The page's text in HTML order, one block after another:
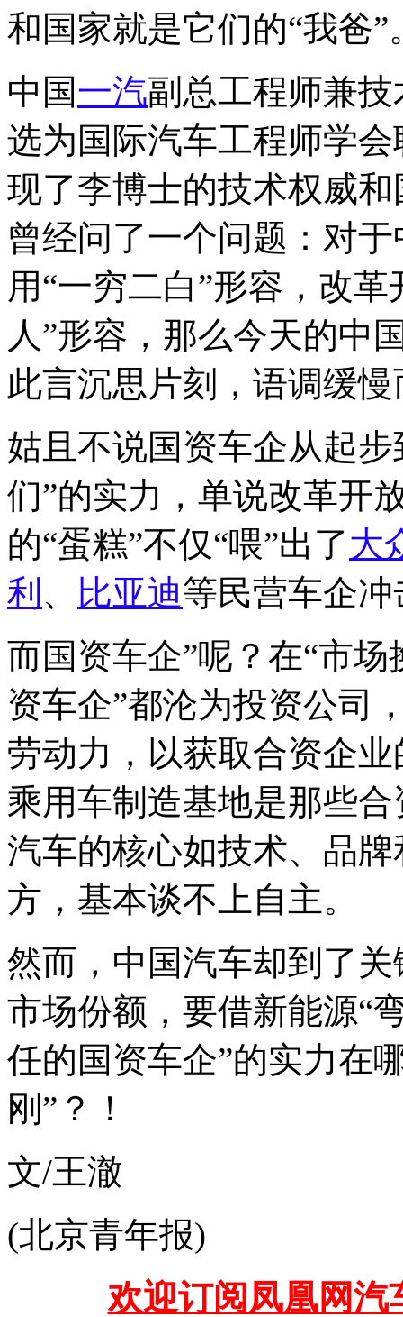
和国家就是它们的“我爸”
中国一汽副总工程师兼
选为国际汽车工程师学
现了李博士的技术权威
曾经问了一个问题：对
用“一穷二白”形容，改
人”形容，那么今天的中
此言沉思片刻，语调缓
姑且不说国资车企从起
们”的实力，单说改革开
的“蛋糕”不仅“喂”出了大
利 、 比亚迪等民营车企冲
而国资车企”呢？在“市
资车企”都沦为投资公司
劳动力，以获取合资企
乘用车制造基地是那些
汽车的核心如技术、品
方，基本谈不上自主。
然而，中国汽车却到了
市场份额，要借新能源“
任的国资车企”的实力在
刚”？！
文/王澈
(北京青年报)
欢迎订阅凤凰网汽